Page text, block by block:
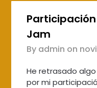
Jam
By admin on
He retrasado
por mi